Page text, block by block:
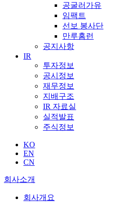
공굴러가유
임팩트
선보 봉사단
만루홈런
공지사항
IR
투자정보
공시정보
재무정보
지배구조
IR 자료실
실적발표
주식정보
KO
EN
CN
회사소개
회사개요